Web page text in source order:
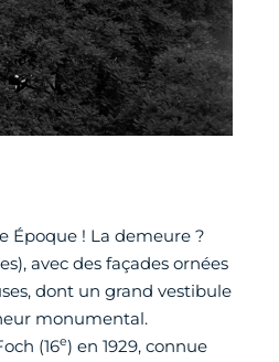
Époque ! La demeure ?
avec des façades ornées
dont un grand vestibule
monumental.
(16e) en 1929, connue